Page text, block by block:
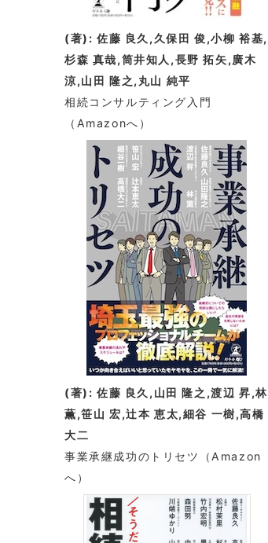
(著): 佐藤 良久,久保田 俊,小柳 裕基,
杉森 真哉,筒井知人,長野 拓矢,廣木
涼,山田 隆之,丸山 純平
相続コンサルティング入門
（Amazonへ）
(著): 佐藤 良久,山田 隆之,渡辺 昇,林
薫,笹山 宏,辻本 恵太,細谷 一樹,高橋
大二
事業承継成功のトリセツ
（Amazon
へ）